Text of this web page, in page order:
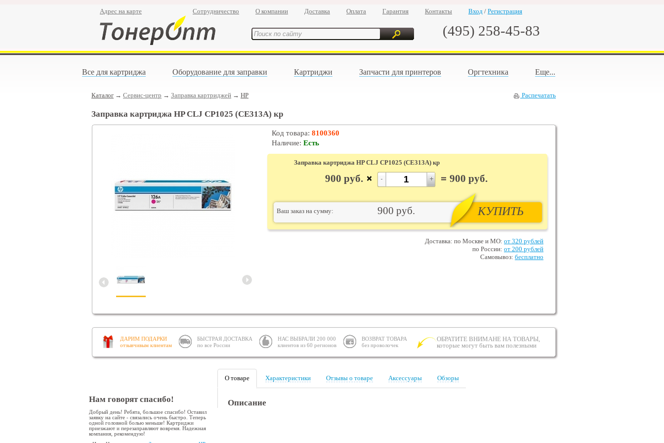
Адрес на карте Сотрудничество О компании Доставка Оплата Гарантия Контакты Вход / Регистрация
(495) 258-45-83
Все для картриджа Оборудование для заправки Картриджи Запчасти для принтеров Оргтехника Еще...
Распечатать
Каталог → Сервис-центр → Заправка картриджей → HP
Заправка картриджа HP CLJ CP1025 (CE313A) кр
Код товара: 8100360
Наличие: Есть
Заправка картриджа HP CLJ CP1025 (CE313A) кр
900 руб. 900 руб.
Ваш заказ на сумму: 900 руб. КУПИТЬ
Доставка: по Москве и МО: от 320 рублей
по России: от 200 рублей
Самовывоз: бесплатно
ОБРАТИТЕ ВНИМАНЕ НА ТОВАРЫ,
которые могут быть вам полезными
ДАРИМ ПОДАРКИ
отзывчивым клиентам
БЫСТРАЯ ДОСТАВКА
по все России
НАС ВЫБРАЛИ 200 000
клиентов из 60 регионов
ВОЗВРАТ ТОВАРА
без проволочек
Нам говорят спасибо!
Добрый день! Ребята, большое спасибо! Оставил
заявку на сайте - связались очень быстро. Теперь
одной головной болью меньше! Картриджи
приезжают и перезаправляют вовремя. Надежная
компания, рекомендую!
О товаре Характеристики Отзывы о товаре Аксессуары Обзоры
Описание